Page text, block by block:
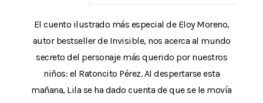
El cuento ilustrado más especial de Eloy Moreno,
autor bestseller de Invisible, nos acerca al mundo
secreto del personaje más querido por nuestros
niños: el Ratoncito Pérez. Al despertarse esta
mañana, Lila se ha dado cuenta de que se le movía